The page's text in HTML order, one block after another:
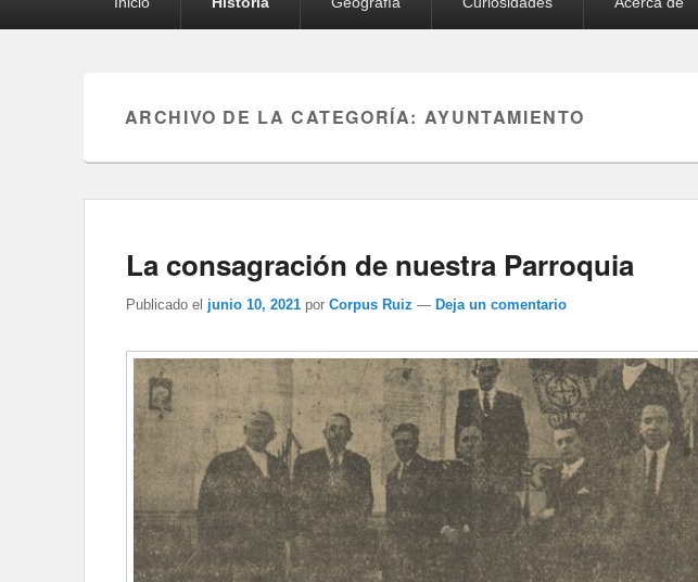
ARCHIVO DE LA CATEGORÍA: AYUNTAMIENTO
La consagración de nuestra Parroquia
Publicado el junio 10, 2021 por Corpus Ruiz — Deja un comentario